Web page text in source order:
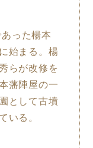
った楊本
始まる。楊
らが改修を
藩陣屋の一
として古墳
いる。